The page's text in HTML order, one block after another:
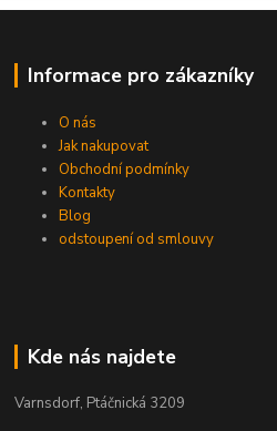
Informace pro zákazníky
O nás
Jak nakupovat
Obchodní podmínky
Kontakty
Blog
odstoupení od smlouvy
Kde nás najdete
Varnsdorf, Ptáčnická 3209